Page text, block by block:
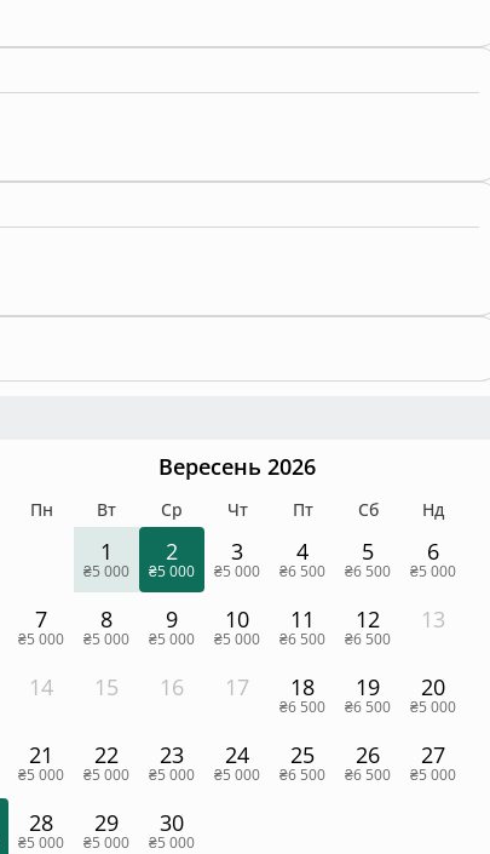
Вересень 2026
Пн Вт Ср Чт Пт Сб Нд
1
₴5 000
2
₴5 000
3
₴5 000
4
₴6 500
5
₴6 500
6
₴5 000
7
₴5 000
8
₴5 000
9
₴5 000
10
₴5 000
11
₴6 500
12
₴6 500
13
14 15 16 17 18
₴6 500
19
₴6 500
20
₴5 000
21
₴5 000
22
₴5 000
23
₴5 000
24
₴5 000
25
₴6 500
26
₴6 500
27
₴5 000
28
₴5 000
29
₴5 000
30
₴5 000